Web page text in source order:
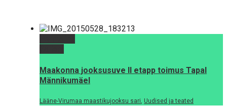
Maakonna jooksusuve II etapp toimus Tapal
Männikumäel
Lääne-Virumaa maastikujooksu sari, Uudised ja teated